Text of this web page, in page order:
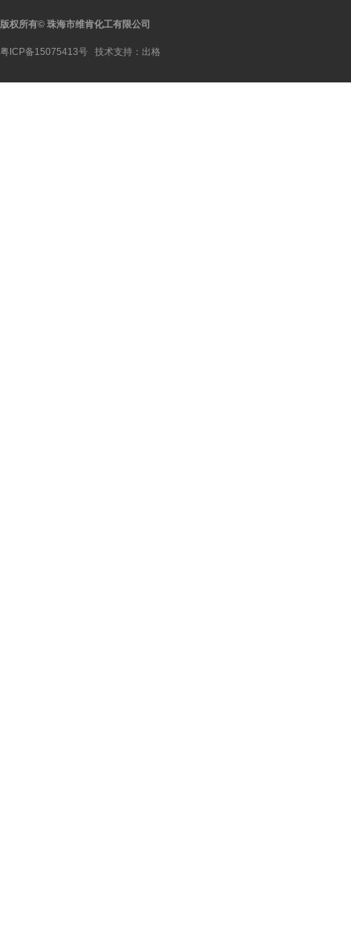
版权所有© 珠海市维肯化工有限公司
粤ICP备15075413号 技术支持： 出格